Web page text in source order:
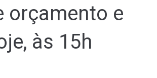
orçamento e
às 15h